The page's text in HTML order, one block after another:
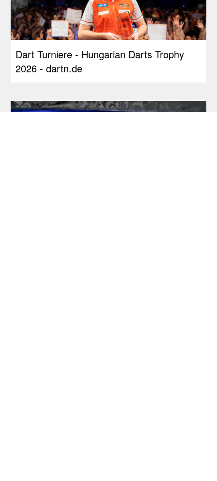
Dart Turniere - Hungarian Darts Trophy
2026 - dartn.de